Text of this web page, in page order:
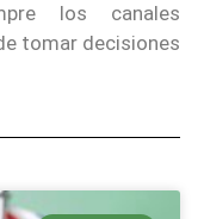
los canales
tomar decisiones